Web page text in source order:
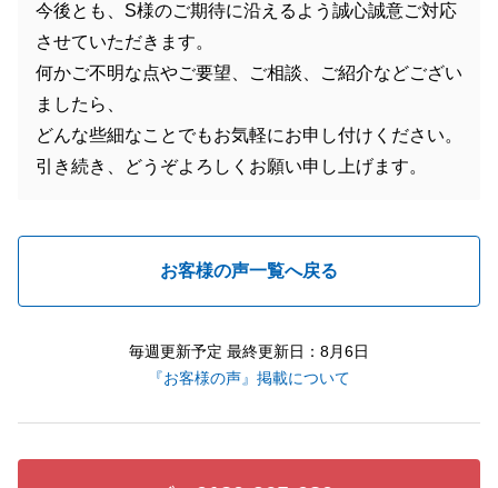
今後とも、S様のご期待に沿えるよう誠心誠意ご対応
させていただきます。
何かご不明な点やご要望、ご相談、ご紹介などござい
ましたら、
どんな些細なことでもお気軽にお申し付けください。
引き続き、どうぞよろしくお願い申し上げます。
お客様の声一覧へ戻る
毎週更新予定 最終更新日：8月6日
『お客様の声』掲載について